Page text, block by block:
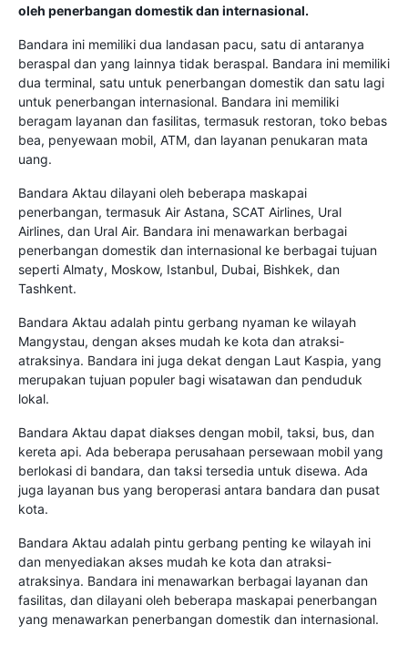
oleh penerbangan domestik dan internasional.
Bandara ini memiliki dua landasan pacu, satu di antaranya
beraspal dan yang lainnya tidak beraspal. Bandara ini memiliki
dua terminal, satu untuk penerbangan domestik dan satu lagi
untuk penerbangan internasional. Bandara ini memiliki
beragam layanan dan fasilitas, termasuk restoran, toko bebas
bea, penyewaan mobil, ATM, dan layanan penukaran mata
uang.
Bandara Aktau dilayani oleh beberapa maskapai
penerbangan, termasuk Air Astana, SCAT Airlines, Ural
Airlines, dan Ural Air. Bandara ini menawarkan berbagai
penerbangan domestik dan internasional ke berbagai tujuan
seperti Almaty, Moskow, Istanbul, Dubai, Bishkek, dan
Tashkent.
Bandara Aktau adalah pintu gerbang nyaman ke wilayah
Mangystau, dengan akses mudah ke kota dan atraksi-
atraksinya. Bandara ini juga dekat dengan Laut Kaspia, yang
merupakan tujuan populer bagi wisatawan dan penduduk
lokal.
Bandara Aktau dapat diakses dengan mobil, taksi, bus, dan
kereta api. Ada beberapa perusahaan persewaan mobil yang
berlokasi di bandara, dan taksi tersedia untuk disewa. Ada
juga layanan bus yang beroperasi antara bandara dan pusat
kota.
Bandara Aktau adalah pintu gerbang penting ke wilayah ini
dan menyediakan akses mudah ke kota dan atraksi-
atraksinya. Bandara ini menawarkan berbagai layanan dan
fasilitas, dan dilayani oleh beberapa maskapai penerbangan
yang menawarkan penerbangan domestik dan internasional.